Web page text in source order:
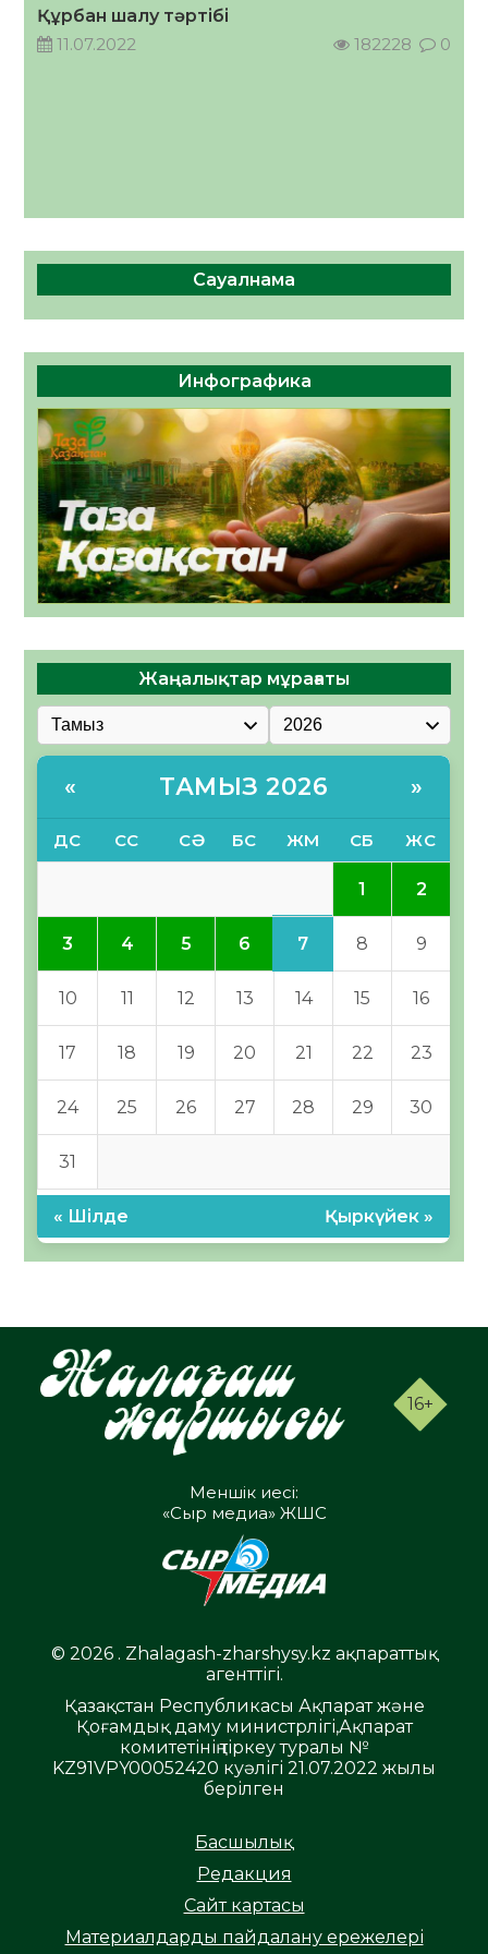
Құрбан шалу тәртібі
11.07.2022
182228 0
Сауалнама
Инфографика
Жаңалықтар мұрағаты
« ТАМЫЗ 2026 »
ДС СС СӘ БС ЖМ СБ ЖС
1 2
3 4 5 6 7 8 9
10 11 12 13 14 15 16
17 18 19 20 21 22 23
24 25 26 27 28 29 30
31
« Шілде Қыркүйек »
16+
Меншік иесі:
«Сыр медиа» ЖШС
© 2026 . Zhalagash-zharshysy.kz ақпараттық
агенттігі.
Қазақстан Республикасы Ақпарат және
Қоғамдық даму министрлігі,Ақпарат
комитетінің тіркеу туралы №
KZ91VPY00052420 куәлігі 21.07.2022 жылы
берілген
Басшылық
Редакция
Сайт картасы
Материалдарды пайдалану ережелері